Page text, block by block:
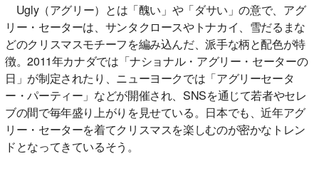
Ugly（アグリー）とは「醜い」や「ダサい」の意で、アグ
リー・セーターは、サンタクロースやトナカイ、雪だるまな
どのクリスマスモチーフを編み込んだ、派手な柄と配色が特
徴。2011年カナダでは「ナショナル・アグリー・セーターの
日」が制定されたり、ニューヨークでは「アグリーセータ
ー・パーティー」などが開催され、SNSを通じて若者やセレ
ブの間で毎年盛り上がりを見せている。日本でも、近年アグ
リー・セーターを着てクリスマスを楽しむのが密かなトレン
ドとなってきているそう。